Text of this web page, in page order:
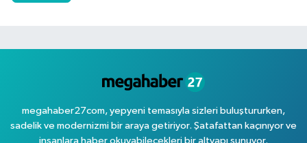
megahaber27com, yepyeni temasıyla sizleri buluştururken,
sadelik ve modernizmi bir araya getiriyor. Şatafattan kaçınıyor ve
insanlara haber okuyabilecekleri bir altyapı sunuyor.